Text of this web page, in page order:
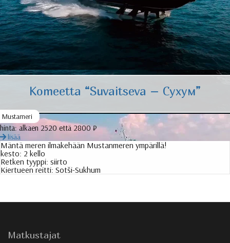
Komeetta “Suvaitseva – Сухум”
Mustameri
hinta: alkaen 2520 että 2800 ₽
lisää
Mäntä meren ilmakehään Mustanmeren ympärillä!
kesto: 2 kello
Retken tyyppi: siirto
Kiertueen reitti: Sotši-Sukhum
Matkustajat